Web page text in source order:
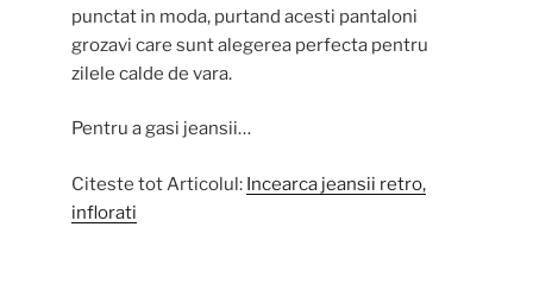
punctat in moda, purtand acesti pantaloni
grozavi care sunt alegerea perfecta pentru
zilele calde de vara.
Pentru a gasi jeansii…
Citeste tot Articolul: Incearca jeansii retro,
inflorati